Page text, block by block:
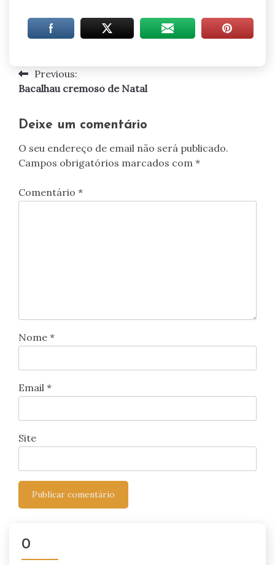
Navegação
artigos
Previous:
Bacalhau cremoso de Natal
Deixe um comentário
O seu endereço de email não será publicado.
Campos obrigatórios marcados com *
Comentário *
Nome *
Email *
Site
0